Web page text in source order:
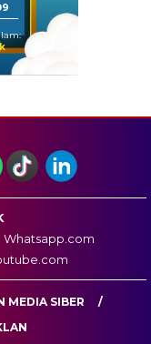
Whatsapp.com
MEDIA SIBER